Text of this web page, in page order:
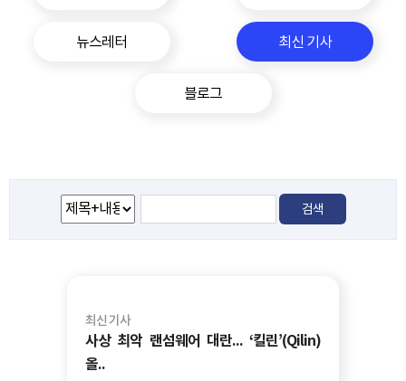
뉴스레터 최신 기사
블로그
최신 기사
사상 최악 랜섬웨어 대란... ‘킬린’(Qilin)
올..